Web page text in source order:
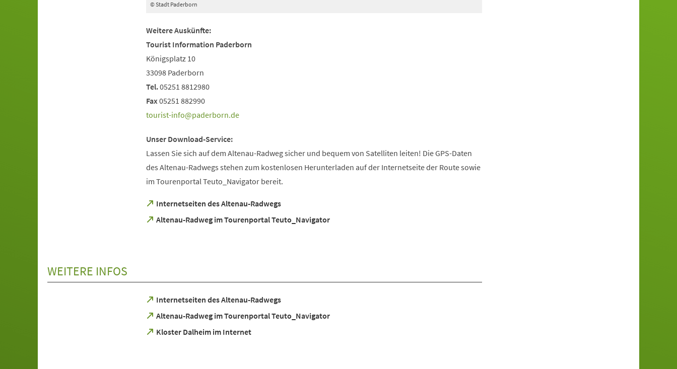
© Stadt Paderborn
Weitere Auskünfte:
Tourist Information Paderborn
Königsplatz 10
33098 Paderborn
Tel.05251 8812980
Fax05251 882990
tourist-info
paderborn de
Unser Download-Service:
Lassen Sie sich auf dem Altenau-Radweg sicher und bequem von Satelliten leiten! Die GPS-Daten
des Altenau-Radwegs stehen zum kostenlosen Herunterladen auf der Internetseite der Route sowie
im Tourenportal Teuto_Navigator bereit.
Internetseiten des Altenau-Radwegs
(Öffnet
einemAltenau-Radweg im Tourenportal Teuto_Navigator
(Öffnet
WEITERE INFOS
Internetseiten des Altenau-Radwegs
(Öffnet
einem
neuen
Altenau-Radweg im Tourenportal Teuto_Navigator
(Öffnet
einemKloster Dalheim im Internet
(Öffnet